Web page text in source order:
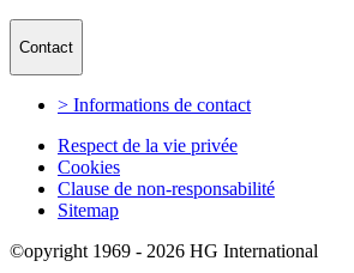
Contact
> Informations de contact
Respect de la vie privée
Cookies
Clause de non-responsabilité
Sitemap
©opyright 1969 - 2026 HG International